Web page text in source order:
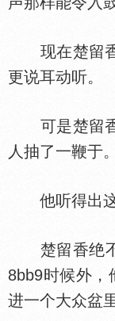
现在楚留香
更说耳动听。
可是楚留香
人抽了一鞭于。
他听得出这
楚留香绝不
8bb9时候外，
进一个大众盆里